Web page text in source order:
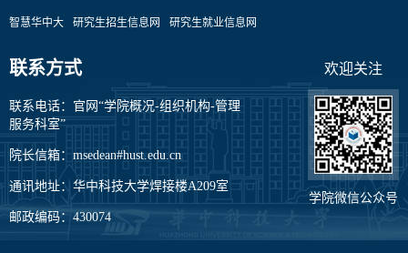
智慧华中大 研究生招生信息网 研究生就业信息网
联系方式
联系电话：官网“学院概况-组织机构-管理
服务科室”
院长信箱：msedean#hust.edu.cn
通讯地址：华中科技大学焊接楼A209室
邮政编码：430074
欢迎关注
学院微信公众号